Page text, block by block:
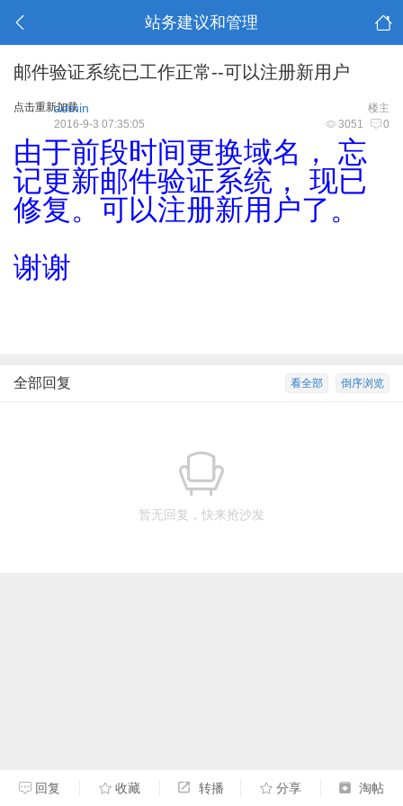
站务建议和管理
邮件验证系统已工作正常--可以注册新用户
点击重新加载 楼主
admin
3051 0
2016-9-3 07:35:05
由于前段时间更换域名， 忘
记更新邮件验证系统， 现已
修复。可以注册新用户了。
谢谢
倒序浏览
看全部
全部回复
暂无回复，快来抢沙发
回复 收藏 转播 分享 淘帖